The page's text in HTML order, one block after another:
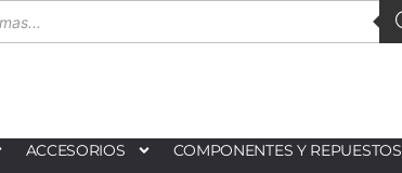
ACCESORIOS COMPONENTES Y REPUESTOS